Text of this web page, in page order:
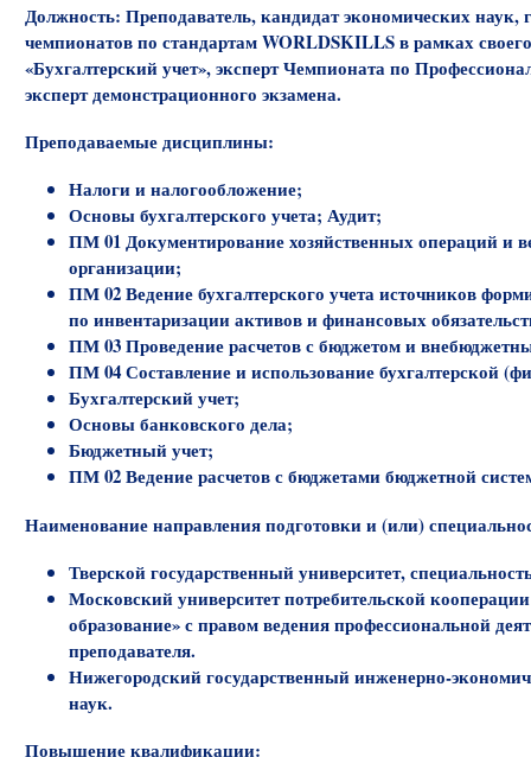
Должность: Преподаватель, кандидат экономических наук,
чемпионатов по стандартам WORLDSKILLS в рамках
«Бухгалтерский учет», эксперт Чемпионата по
эксперт демонстрационного экзамена.
Преподаваемые дисциплины:
Налоги и налогообложение;
Основы бухгалтерского учета; Аудит;
ПМ 01 Документирование хозяйственных операций и
организации;
ПМ 02 Ведение бухгалтерского учета источников
по инвентаризации активов и финансовых
ПМ 03 Проведение расчетов с бюджетом и
ПМ 04 Составление и использование бухгалтерской
Бухгалтерский учет;
Основы банковского дела;
Бюджетный учет;
ПМ 02 Ведение расчетов с бюджетами бюджетной
Наименование направления подготовки и (или)
Тверской государственный университет,
Московский университет потребительской
образование» с правом ведения профессиональной
преподавателя.
Нижегородский государственный инженерно-
наук.
Повышение квалификации: